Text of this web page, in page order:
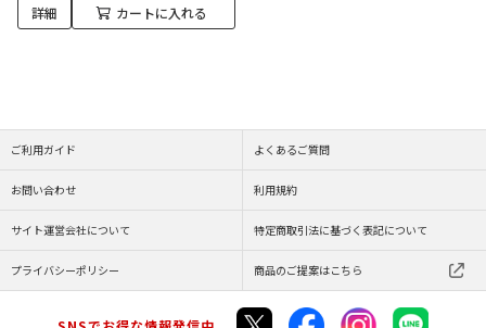
詳細 カートに入れる
ご利用ガイド よくあるご質問
お問い合わせ 利用規約
サイト運営会社について 特定商取引法に基づく表記について
プライバシーポリシー 商品のご提案はこちら